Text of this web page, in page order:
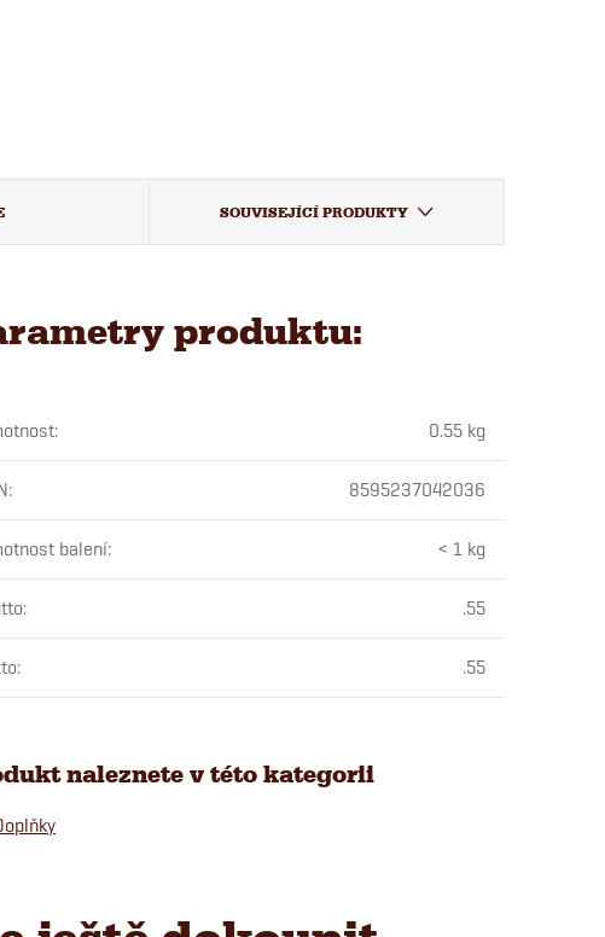
SOUVISEJÍCÍ PRODUKTY
produktu:
: 0.55 kg
: 8595237042036
balení: < 1 kg
: .55
: .55
naleznete v této kategorii